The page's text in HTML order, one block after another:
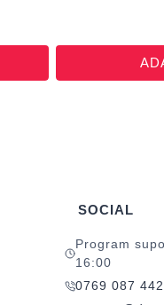
SOCIAL
Program
16:00
0769 087 442